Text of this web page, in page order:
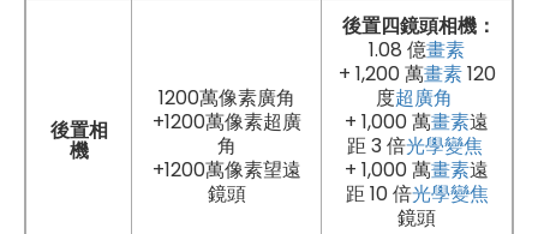
後置相
機
1200萬像素廣角
+1200萬像素超廣
角
+1200萬像素望遠
鏡頭
後置四鏡頭相機：
1.08 億畫素
+ 1,200 萬畫素120
度超廣角
+ 1,000 萬畫素遠
距 3 倍光學變焦
+ 1,000 萬畫素遠
距 10 倍光學變焦
鏡頭